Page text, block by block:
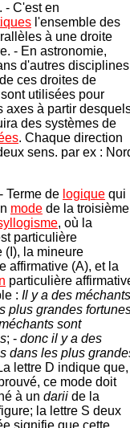
. - C'est en
l'ensemble des
à une droite
- En astronomie,
d'autres
ces droites de
utilisées pour
axes à partir
des systèmes de
. Chaque direction
sens. par ex :
Terme de logique qui
mode de la troisième
, où la
particulière
(I), la mineure
affirmative (A), et la
particulière
: Il y a des méchants
plus grandes
sont
; - donc il y a des
dans les plus
lettre D indique que,
ce mode doit
à un darii de la
la lettre S deux
signifie que cette